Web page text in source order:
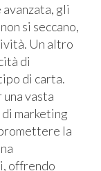
gli
si seccano,
Un altro
di
di carta.
vasta
marketing
la
offrendo